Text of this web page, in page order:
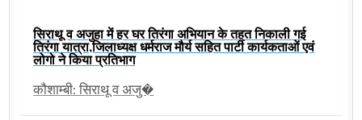
सिराथू व अजुहा में हर घर तिरंगा अभियान के तहत निकाली गई
तिरंगा यात्रा,जिलाध्यक्ष धर्मराज मौर्य सहित पार्टी कार्यकताओं एवं
लोगो ने किया प्रतिभाग
कौशाम्बी: सिराथू व अजु�